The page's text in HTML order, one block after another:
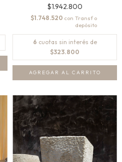
$1.942.800
$1.748.520 con
6 cuotas sin interés de
$323.800